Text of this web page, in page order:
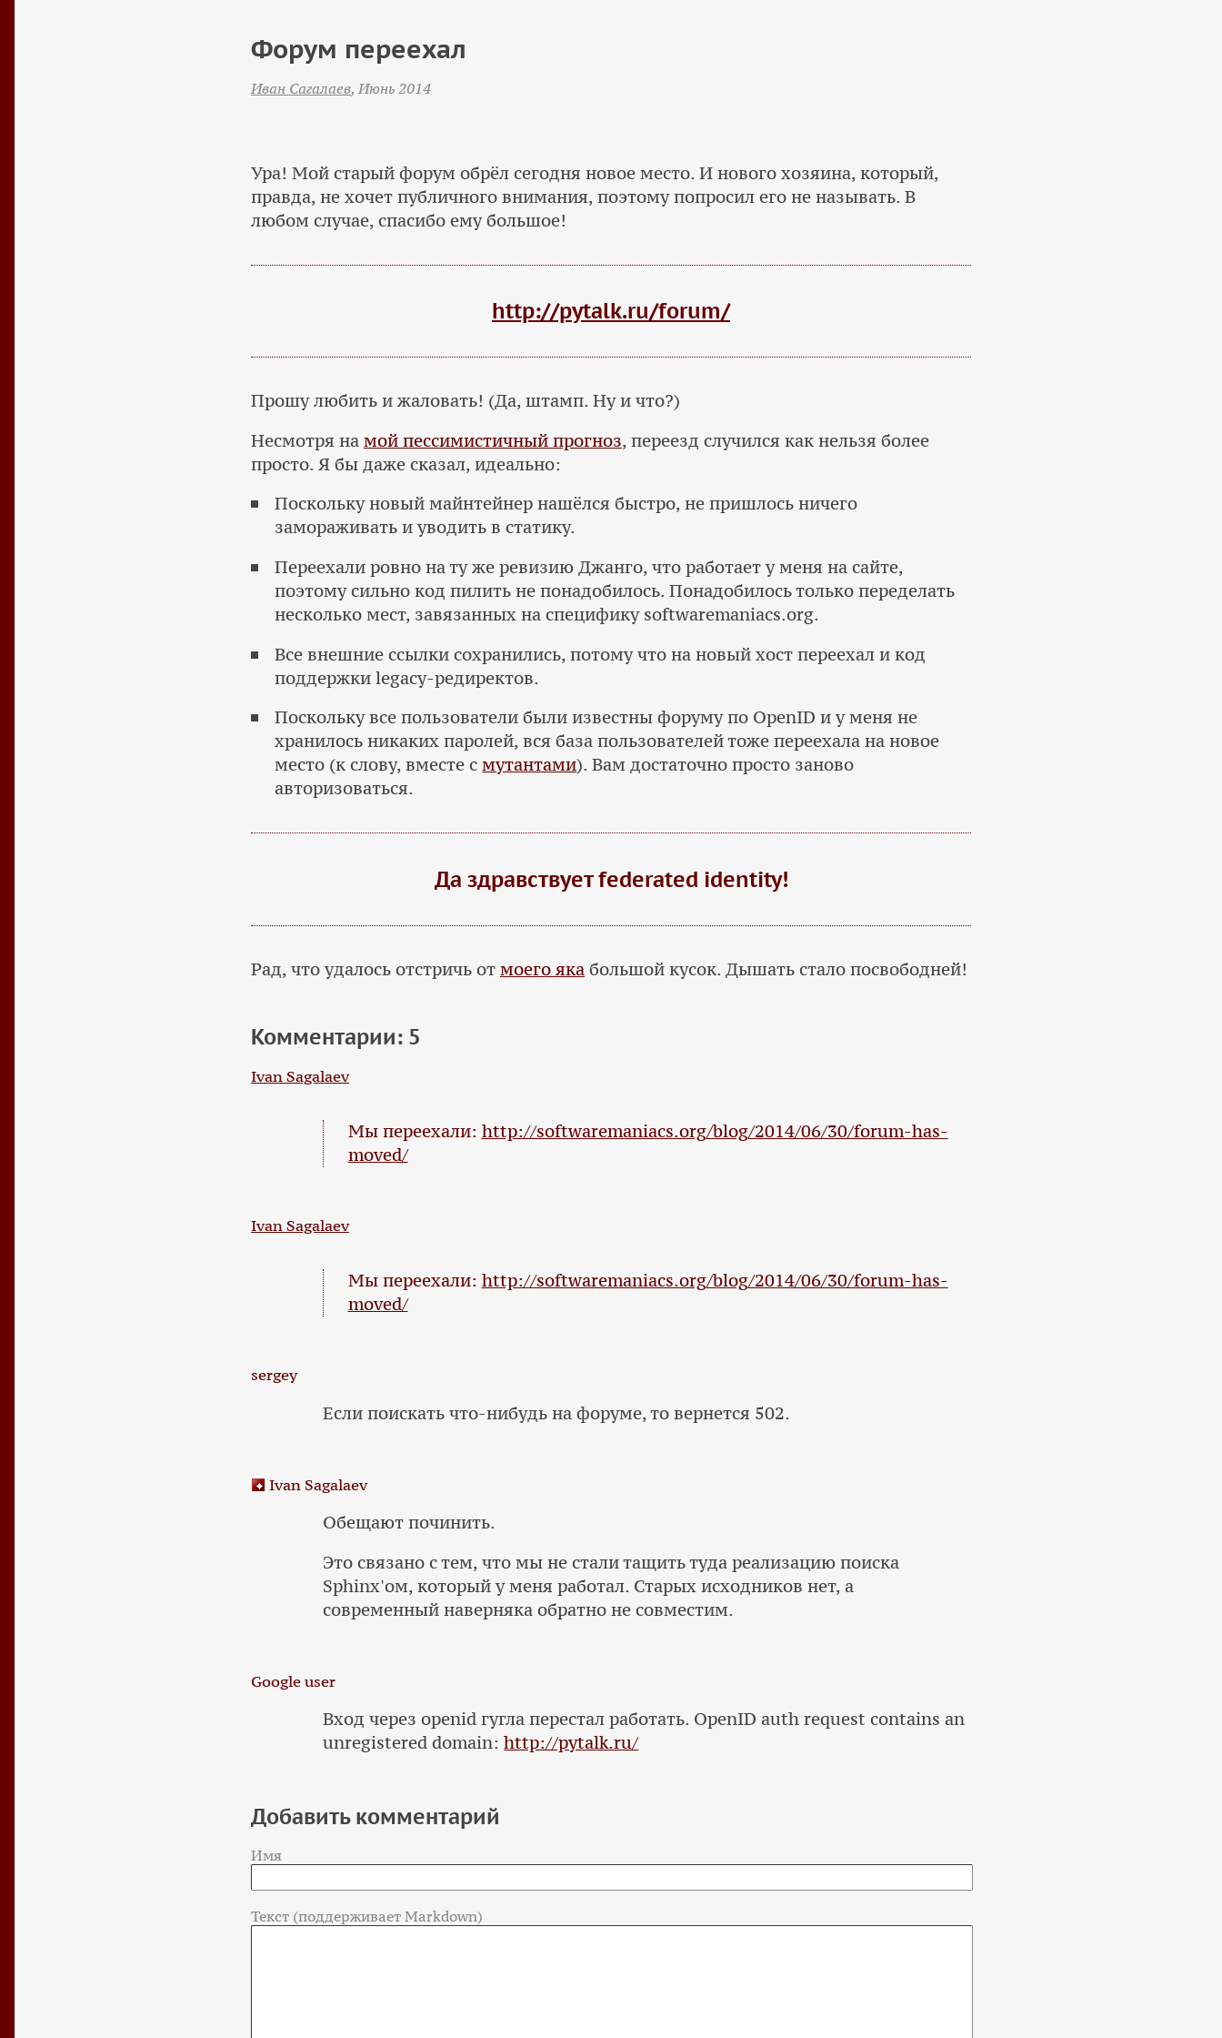
Форум переехал
Иван Сагалаев,Июнь 2014
Ура! Мой старый форум обрёл сегодня новое место. И нового хозяина, который,
правда, не хочет публичного внимания, поэтому попросил его не называть. В
любом случае, спасибо ему большое!
http://pytalk.ru/forum/
Прошу любить и жаловать! (Да, штамп. Ну и что?)
Несмотря на мой пессимистичный прогноз, переезд случился как нельзя более
просто. Я бы даже сказал, идеально:
Поскольку новый майнтейнер нашёлся быстро, не пришлось ничего
замораживать и уводить в статику.
Переехали ровно на ту же ревизию Джанго, что работает у меня на сайте,
поэтому сильно код пилить не понадобилось. Понадобилось только переделать
несколько мест, завязанных на специфику softwaremaniacs.org.
Все внешние ссылки сохранились, потому что на новый хост переехал и код
поддержки legacy-редиректов.
Поскольку все пользователи были известны форуму по OpenID и у меня не
хранилось никаких паролей, вся база пользователей тоже переехала на новое
место (к слову, вместе смутантами). Вам достаточно просто заново
авторизоваться.
Да здравствует federated identity!
Рад, что удалось отстричь от моего яка большой кусок. Дышать стало посвободней!
Комментарии: 5
Ivan Sagalaev
Мы переехали: http://softwaremaniacs.org/blog/2014/06/30/forum-has-
moved/
Ivan Sagalaev
Мы переехали: http://softwaremaniacs.org/blog/2014/06/30/forum-has-
moved/
sergey
Если поискать что-нибудь на форуме, то вернется 502.
Ivan Sagalaev
Обещают починить.
Это связано с тем, что мы не стали тащить туда реализацию поиска
Sphinx'ом, который у меня работал. Старых исходников нет, а
современный наверняка обратно не совместим.
Google user
Вход через openid гугла перестал работать. OpenID auth request contains an
unregistered domain:http://pytalk.ru/
Добавить комментарий
Имя
Текст (поддерживает Markdown)